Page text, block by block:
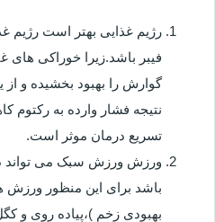
رژیم غذایی بهتر است رژیم
فیبر باشد.زیرا خوراکی های
گوارش را بهبود بخشیده و
نتیجه فشار وارده به رکتوم
تسریع درمان موثر است.
ورزش ورزش سبک می تواند
باشد برای این منظور ورزش
بهبودی زخم )،پیاده روی و